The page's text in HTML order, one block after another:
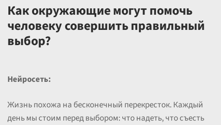
Цены
Как окружающие могут помочь
человеку совершить правильный
выбор?
Нейросеть:
Жизнь похожа на бесконечный перекресток. Каждый
день мы стоим перед выбором: что надеть, что съесть